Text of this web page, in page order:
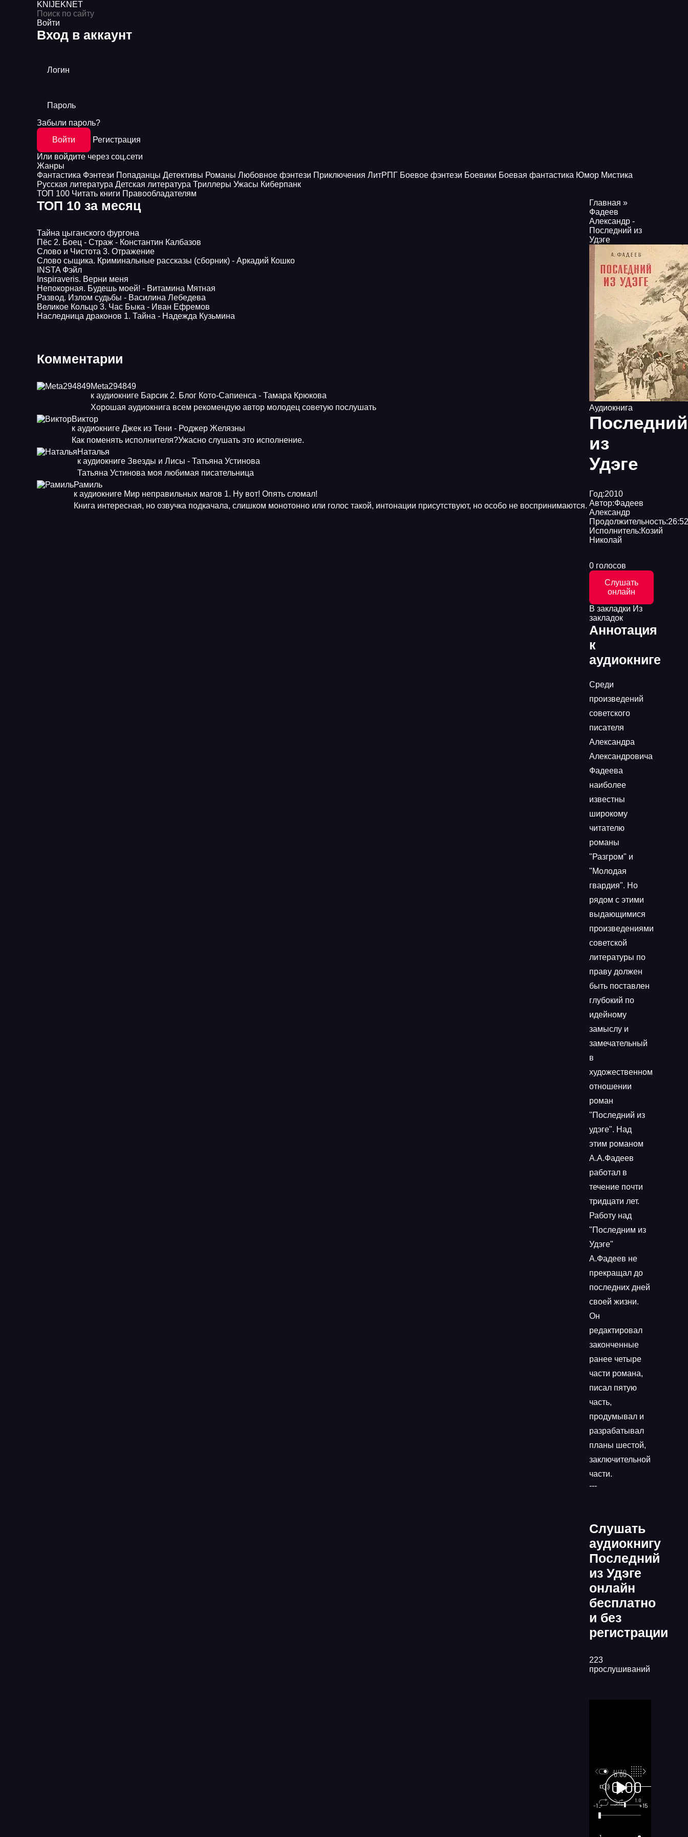
KNIJEKNET
Войти
Вход в аккаунт
Логин
Пароль
Забыли пароль?
Войти
Регистрация
Или войдите через соц.сети
Жанры
Фантастика Фэнтези Попаданцы Детективы Романы Любовное фэнтези Приключения ЛитРПГ Боевое фэнтези Боевики Боевая фантастика Юмор Мистика
Русская литература Детская литература Триллеры Ужасы Киберпанк
ТОП 100 Читать книги Правообладателям
ТОП 10 за месяц
Тайна цыганского фургона
Пёс 2. Боец - Страж - Константин Калбазов
Слово и Чистота 3. Отражение
Слово сыщика. Криминальные рассказы (сборник) - Аркадий Кошко
INSTA Фэйл
Inspiraveris. Верни меня
Непокорная. Будешь моей! - Витамина Мятная
Развод. Излом судьбы - Василина Лебедева
Великое Кольцо 3. Час Быка - Иван Ефремов
Наследница драконов 1. Тайна - Надежда Кузьмина
Комментарии
Meta294849
к аудиокниге Барсик 2. Блог Кото-Сапиенса - Тамара Крюкова
Хорошая аудиокнига всем рекомендую автор молодец советую послушать
Виктор
к аудиокниге Джек из Тени - Роджер Желязны
Как поменять исполнителя?Ужасно слушать это исполнение.
Наталья
к аудиокниге Звезды и Лисы - Татьяна Устинова
Татьяна Устинова моя любимая писательница
Рамиль
к аудиокниге Мир неправильных магов 1. Ну вот! Опять сломал!
Книга интересная, но озвучка подкачала, слишком монотонно или голос такой, интонации присутствуют, но особо не воспринимаются.
Главная »
Фадеев
Александр -
Последний из
Удэге
Аудиокнига
Последний
из
Удэге
Год:2010
Автор:Фадеев
Александр
Продолжительность:
Исполнитель:Козий
Николай
0 голосов
Слушать
онлайн
В закладки Из
закладок
Аннотация
к
аудиокниге
Среди
произведений
советского
писателя
Александра
Александровича
Фадеева
наиболее
известны
широкому
читателю
романы
"Разгром" и
"Молодая
гвардия". Но
рядом с этими
выдающимися
произведениями
советской
литературы по
праву должен
быть поставлен
глубокий по
идейному
замыслу и
замечательный
в
художественном
отношении
роман
"Последний из
удэге". Над
этим романом
А.А.Фадеев
работал в
течение почти
тридцати лет.
Работу над
"Последним из
Удэге"
А.Фадеев не
прекращал до
последних дней
своей жизни.
Он
редактировал
законченные
ранее четыре
части романа,
писал пятую
часть,
продумывал и
разрабатывал
планы шестой,
заключительной
части.
---
Слушать
аудиокнигу
Последний
из Удэге
онлайн
бесплатно
и без
регистрации
223
прослушиваний
0:00
0:00
1.0
x1
-15 +15
AUTO